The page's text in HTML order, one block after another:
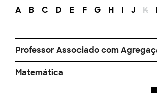
A B C D E F G H I J K
Professor Associado com
Matemática